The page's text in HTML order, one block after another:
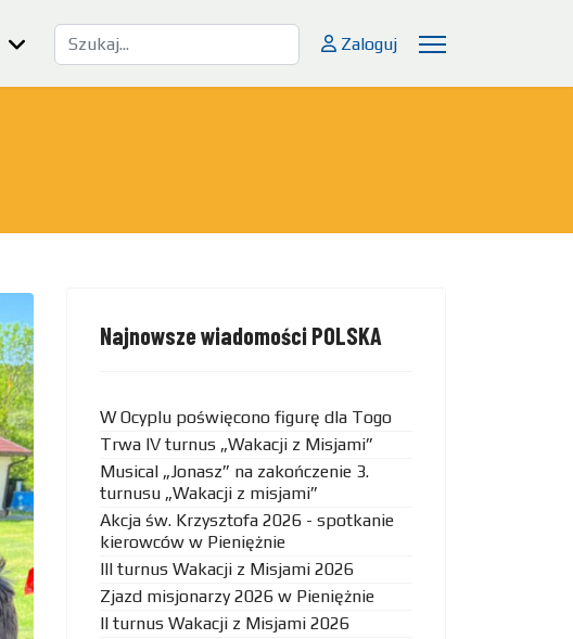
Szukaj Zaloguj
Najnowsze wiadomości POLSKA
W Ocyplu poświęcono figurę dla Togo
Trwa IV turnus „Wakacji z Misjami”
Musical „Jonasz” na zakończenie 3.
turnusu „Wakacji z misjami”
Akcja św. Krzysztofa 2026 - spotkanie
kierowców w Pieniężnie
III turnus Wakacji z Misjami 2026
Zjazd misjonarzy 2026 w Pieniężnie
II turnus Wakacji z Misjami 2026